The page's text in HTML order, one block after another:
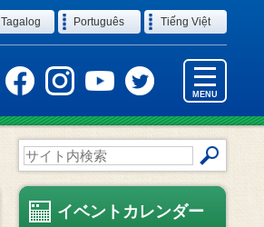
Tagalog Português
Tiếng Việt
MENU
サ
イ
ト
内
イベントカレンダー